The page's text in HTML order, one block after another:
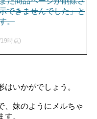
時点)
はいかがでしょう。
、妹のようにメルちゃ
。